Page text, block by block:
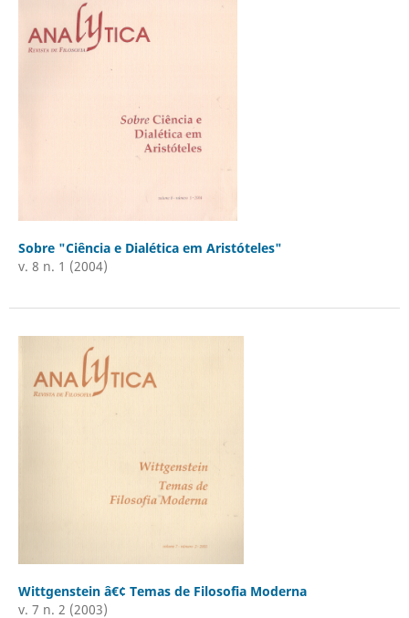
Sobre "Ciência e Dialética em Aristóteles"
v. 8 n. 1 (2004)
Wittgenstein â€¢ Temas de Filosofia Moderna
v. 7 n. 2 (2003)